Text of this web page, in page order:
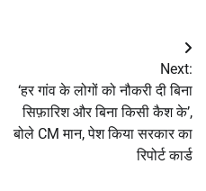
Next:
‘हर गांव के लोगों को नौकरी दी बिना
सिफ़ारिश और बिना किसी कैश के’,
बोले CM मान, पेश किया सरकार का
रिपोर्ट कार्ड